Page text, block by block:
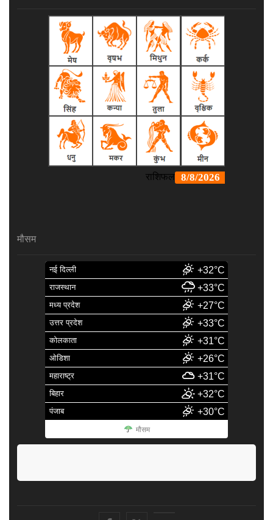
मौसम
नई दिल्ली +32°C
राजस्थान +33°C
मध्य प्रदेश +27°C
उत्तर प्रदेश +33°C
कोलकाता +31°C
ओडिशा +26°C
महाराष्ट्र +31°C
बिहार +32°C
पंजाब +30°C
मौसम